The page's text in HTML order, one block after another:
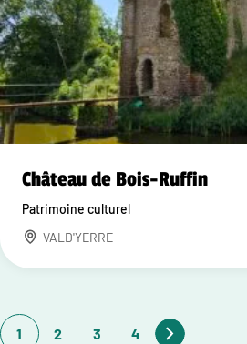
Château de Bois-Ruffin
Patrimoine culturel
VALD'YERRE
1 2 3 4